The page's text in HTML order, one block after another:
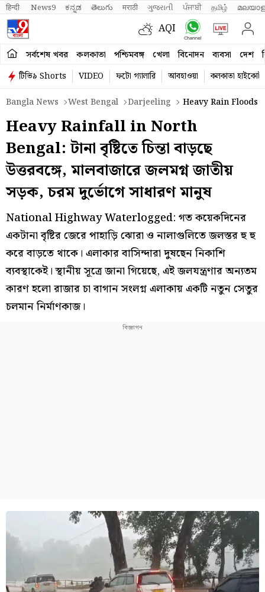
हिन्दी News9 ಕನ್ನಡ తెలుగు मराठी ગુજરાતી ਪੰਜਾਬੀ தமிழ்
AQI
সর্বশেষ খবর কলকাতা পশ্চিমবঙ্গ খেলা বিনোদন ব্যবসা দেশ
টিভি৯ Shorts VIDEO ফটো গ্যালারি আবহাওয়া
কলকাতা হাইকোর্ট
Bangla News
West Bengal Darjeeling Heavy Rain Floods
Heavy Rainfall in North
Bengal: টানা বৃষ্টিতে চিন্তা বাড়ছে
উত্তরবঙ্গে, মালবাজারে জলমগ্ন জাতীয়
সড়ক, চরম দুর্ভোগে সাধারণ মানুষ
National Highway Waterlogged: গত কয়েকদিনের
একটানা বৃষ্টির জেরে পাহাড়ি ঝোরা ও নালাগুলিতে জলস্তর হু হু
করে বাড়তে থাকে। এলাকার বাসিন্দারা দুষছেন নিকাশি
ব্যবস্থাকেই। স্থানীয় সূত্রে জানা গিয়েছে, এই জলযন্ত্রণার অন্যতম
কারণ হলো রাজার চা বাগান সংলগ্ন এলাকায় একটি নতুন সেতুর
চলমান নির্মাণকাজ।